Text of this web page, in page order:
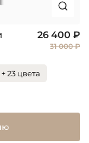
26 400 ₽
31 000 ₽
+ 23 цвета